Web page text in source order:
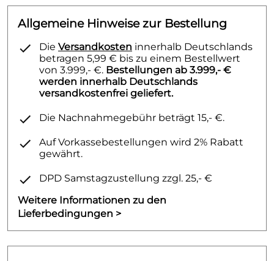
Allgemeine Hinweise zur Bestellung
Die Versandkosten innerhalb Deutschlands
betragen 5,99 € bis zu einem Bestellwert
von 3.999,- €. Bestellungen ab 3.999,- €
werden innerhalb Deutschlands
versandkostenfrei geliefert.
Die Nachnahmegebühr beträgt 15,- €.
Auf Vorkassebestellungen wird 2% Rabatt
gewährt.
DPD Samstagzustellung zzgl. 25,- €
Weitere Informationen zu den
Lieferbedingungen >